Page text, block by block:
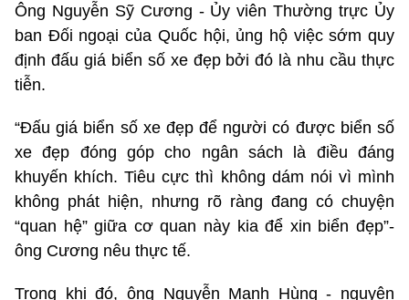
Ông Nguyễn Sỹ Cương - Ủy viên Thường trực Ủy
ban Đối ngoại của Quốc hội, ủng hộ việc sớm quy
định đấu giá biển số xe đẹp bởi đó là nhu cầu thực
tiễn.
“Đấu giá biển số xe đẹp để người có được biển số
xe đẹp đóng góp cho ngân sách là điều đáng
khuyến khích. Tiêu cực thì không dám nói vì mình
không phát hiện, nhưng rõ ràng đang có chuyện
“quan hệ” giữa cơ quan này kia để xin biển đẹp”-
ông Cương nêu thực tế.
Trong khi đó, ông Nguyễn Mạnh Hùng - nguyên